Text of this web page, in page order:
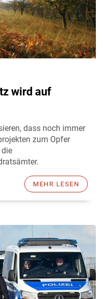
wird auf
dass noch immer
zum Opfer
MEHR LESEN